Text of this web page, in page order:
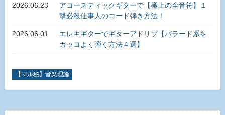
2026.06.23
アコースティックギターで【極上の全音符】１
撃必殺仕事人のコード弾き方法！
2026.06.01
エレキギターでギターアドリブ【バラード系を
カッコよく弾く方法４選】
【マル秘】音楽理論